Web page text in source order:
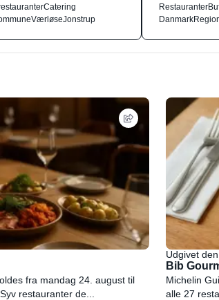
Catering
VærløseJonstrup
Restauranter
Danmark
fra mandag 24. august til
restauranter de...
Udgivet
Bib
Michelin
alle 27